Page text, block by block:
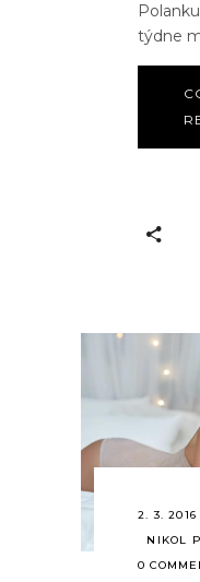
týdne
2. 3. 2016
NIKOL
0